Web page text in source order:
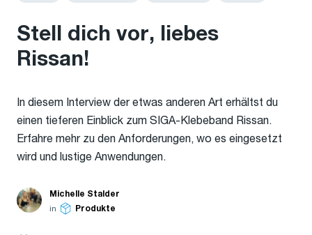
Stell dich vor, liebes
Rissan!
In diesem Interview der etwas anderen Art erhältst du
einen tieferen Einblick zum SIGA-Klebeband Rissan.
Erfahre mehr zu den Anforderungen, wo es eingesetzt
wird und lustige Anwendungen.
Michelle Stalder
in
Produkte